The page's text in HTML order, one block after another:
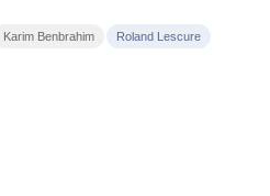
Karim Benbrahim Roland Lescure